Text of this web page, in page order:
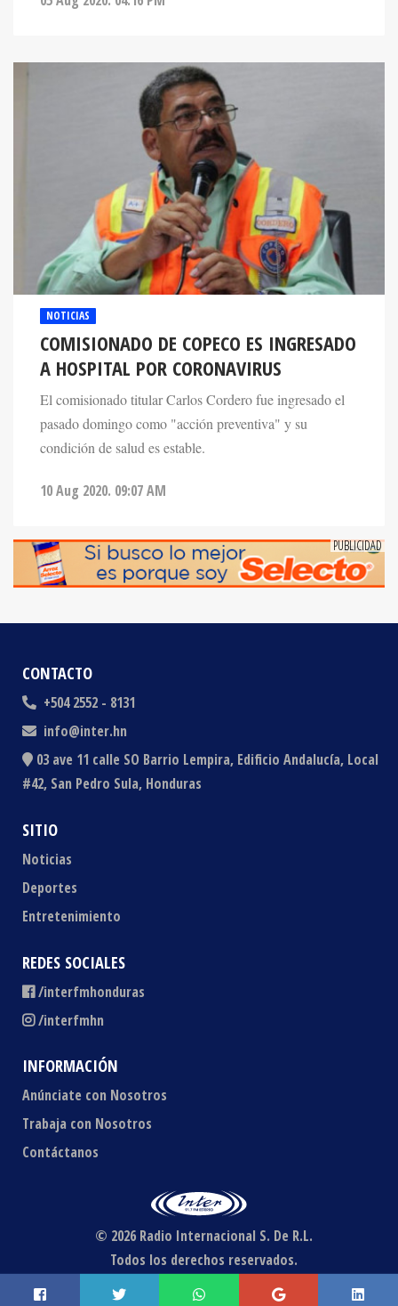
NOTICIAS
COMISIONADO DE COPECO ES INGRESADO
A HOSPITAL POR CORONAVIRUS
El comisionado titular Carlos Cordero fue ingresado el
pasado domingo como "acción preventiva" y su
condición de salud es estable.
CONTACTO
+504 2552 - 8131
info@inter.hn
03 ave 11 calle SO Barrio Lempira, Edificio Andalucía, Local
#42, San Pedro Sula, Honduras
SITIO
Noticias
Deportes
Entretenimiento
REDES SOCIALES
/interfmhonduras
/interfmhn
INFORMACIÓN
Anúnciate con Nosotros
Trabaja con Nosotros
Contáctanos
© 2026 Radio Internacional S. De R.L.
Todos los derechos reservados.